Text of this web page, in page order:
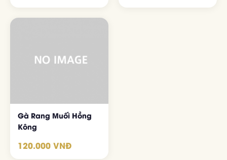
Gà Rang Muối Hồng
Kông
120.000 VNĐ